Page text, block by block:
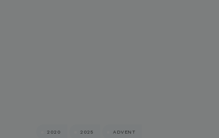
2020 2025 ADVENT